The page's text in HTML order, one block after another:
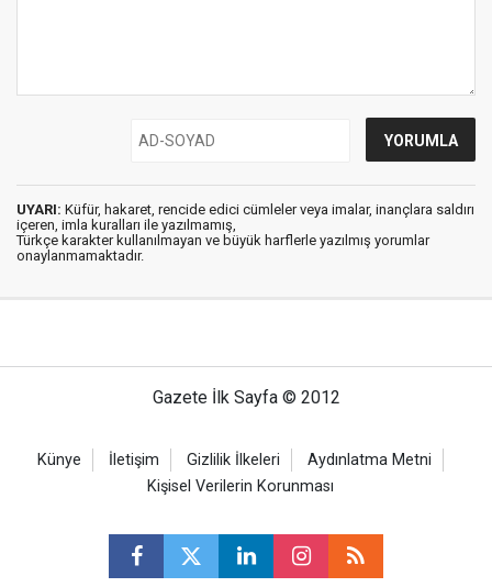
UYARI: Küfür, hakaret, rencide edici cümleler veya imalar, inançlara saldırı
içeren, imla kuralları ile yazılmamış,
Türkçe karakter kullanılmayan ve büyük harflerle yazılmış yorumlar
onaylanmamaktadır.
Gazete İlk Sayfa © 2012
Künye İletişim Gizlilik İlkeleri
Aydınlatma Metni
Kişisel Verilerin Korunması